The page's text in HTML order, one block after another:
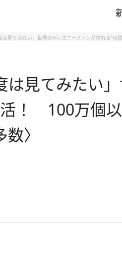
は見てみたい」世界のディズニーファンが憧れる“
は見てみたい
！ 100万個
〉